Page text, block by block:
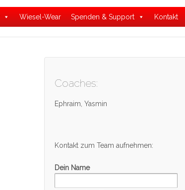
Wiesel-Wear Spenden & Support Kontakt
Coaches:
Ephraim, Yasmin
Kontakt zum Team aufnehmen:
Dein Name